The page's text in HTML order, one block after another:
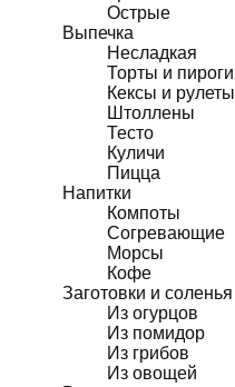
Острые
Выпечка
Несладкая
Торты и пироги
Кексы и рулеты
Штоллены
Тесто
Куличи
Пицца
Напитки
Компоты
Согревающие
Морсы
Кофе
Заготовки и соленья
Из огурцов
Из помидор
Из грибов
Из овощей